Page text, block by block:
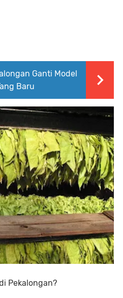
Ganti Model
Baru
Pekalongan?